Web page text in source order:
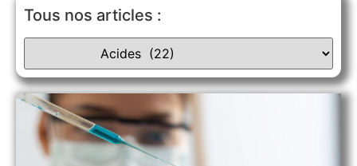
Tous nos articles :